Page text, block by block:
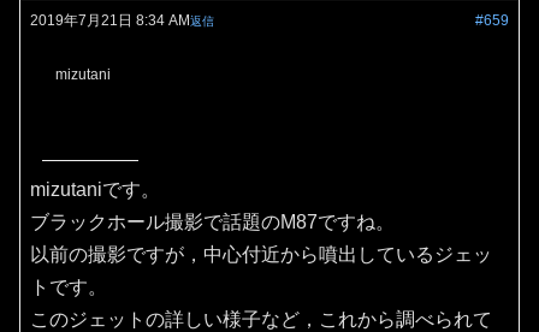
2019年7月21日 8:34 AM #659
返信
mizutani
mizutaniです。
ブラックホール撮影で話題のM87ですね。
以前の撮影ですが，中心付近から噴出しているジェッ
トです。
このジェットの詳しい様子など，これから調べられて